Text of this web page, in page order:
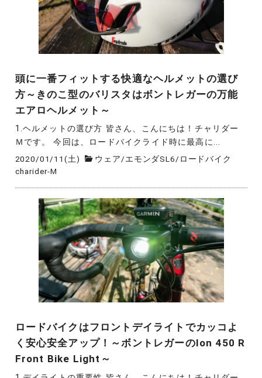
頭に一番フィットする快適なヘルメットの選び
方～きのこ型のバリスタはボントレガーの万能
エアロヘルメット～
1.ヘルメットの選び方 皆さん、こんにちは！チャリダー
Ｍです。 今回は、ロードバイクライド時に最高に...
2020/01/11(土) ウェア/エモンダSL6/ ロードバイク
charider-M
ロードバイクはフロントデイライトでカッコよ
く安心安全アップ！～ボントレガーのIon 450 R
Front Bike Light～